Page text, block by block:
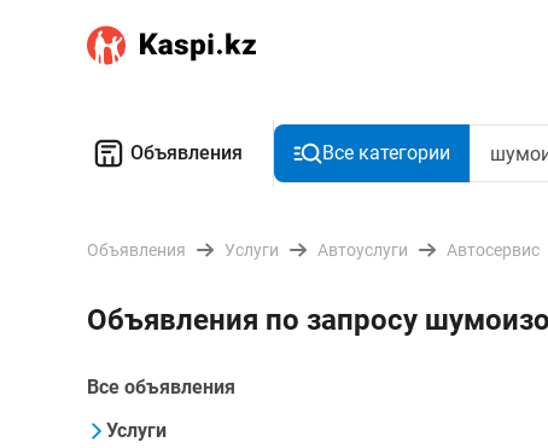
Объявления Все категории
Объявления Услуги Автоуслуги Автосервис
Объявления по запросу
Все объявления
Услуги